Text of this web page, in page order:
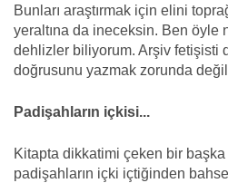
Bunları araştırmak için elini
yeraltına da ineceksin. Ben öyle
dehlizler biliyorum. Arşiv fetişisti
doğrusunu yazmak zorunda
Padişahların içkisi...
Kitapta dikkatimi çeken bir
padişahların içki içtiğinden